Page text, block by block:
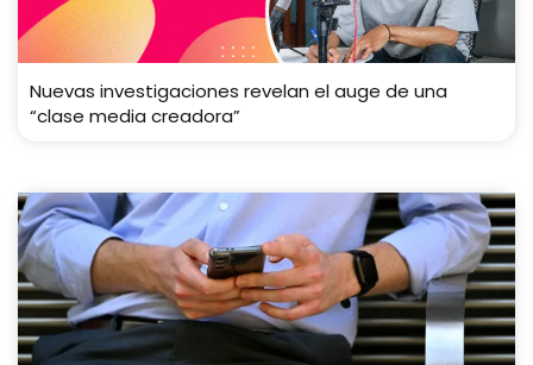
Nuevas investigaciones revelan el auge de una
“clase media creadora”